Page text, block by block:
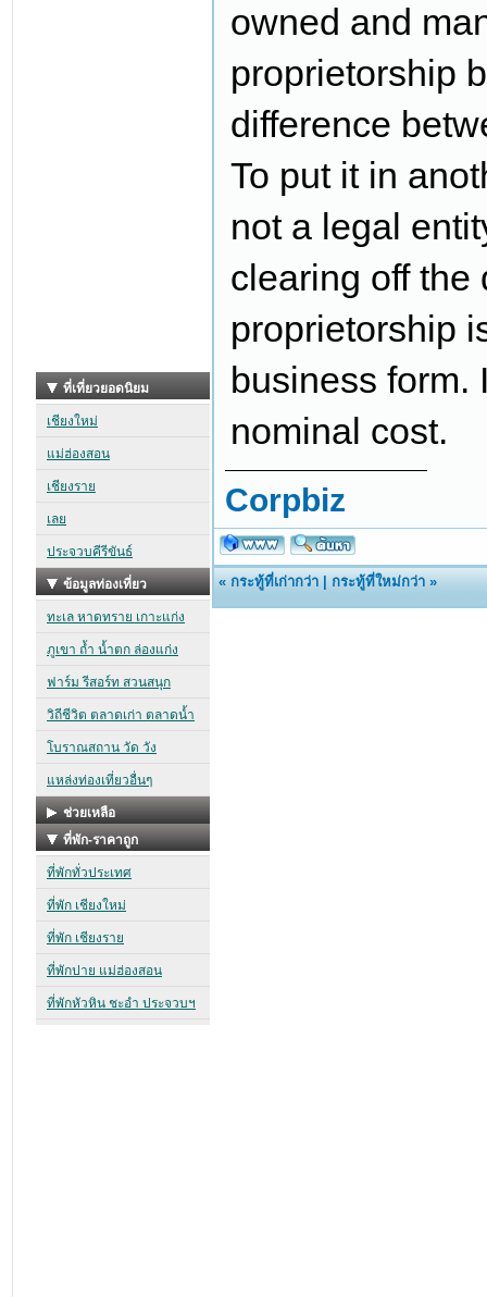
owned and
proprietorship
difference
To put it in
not a legal
clearing off the
proprietorship
business form.
nominal cost.
Corpbiz
«กระทู้ที่เก่ากว่า |กระทู้ที่ใหม่กว่า »